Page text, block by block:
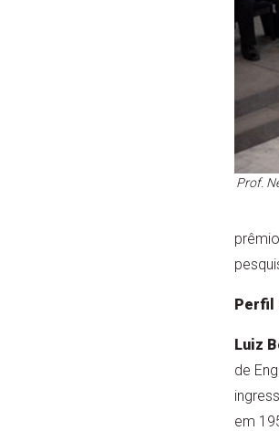
Prof.
Perfil
Luiz
de
em